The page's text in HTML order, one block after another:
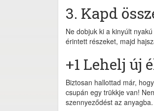
3. Kapd
Ne dobjuk ki a kinyúlt
érintett részeket, majd
+1 Lehelj új
Biztosan hallottad már,
csupán egy trükkje van!
szennyeződést az